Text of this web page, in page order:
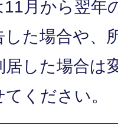
月から翌年
た場合や、
居した場合は
ください。